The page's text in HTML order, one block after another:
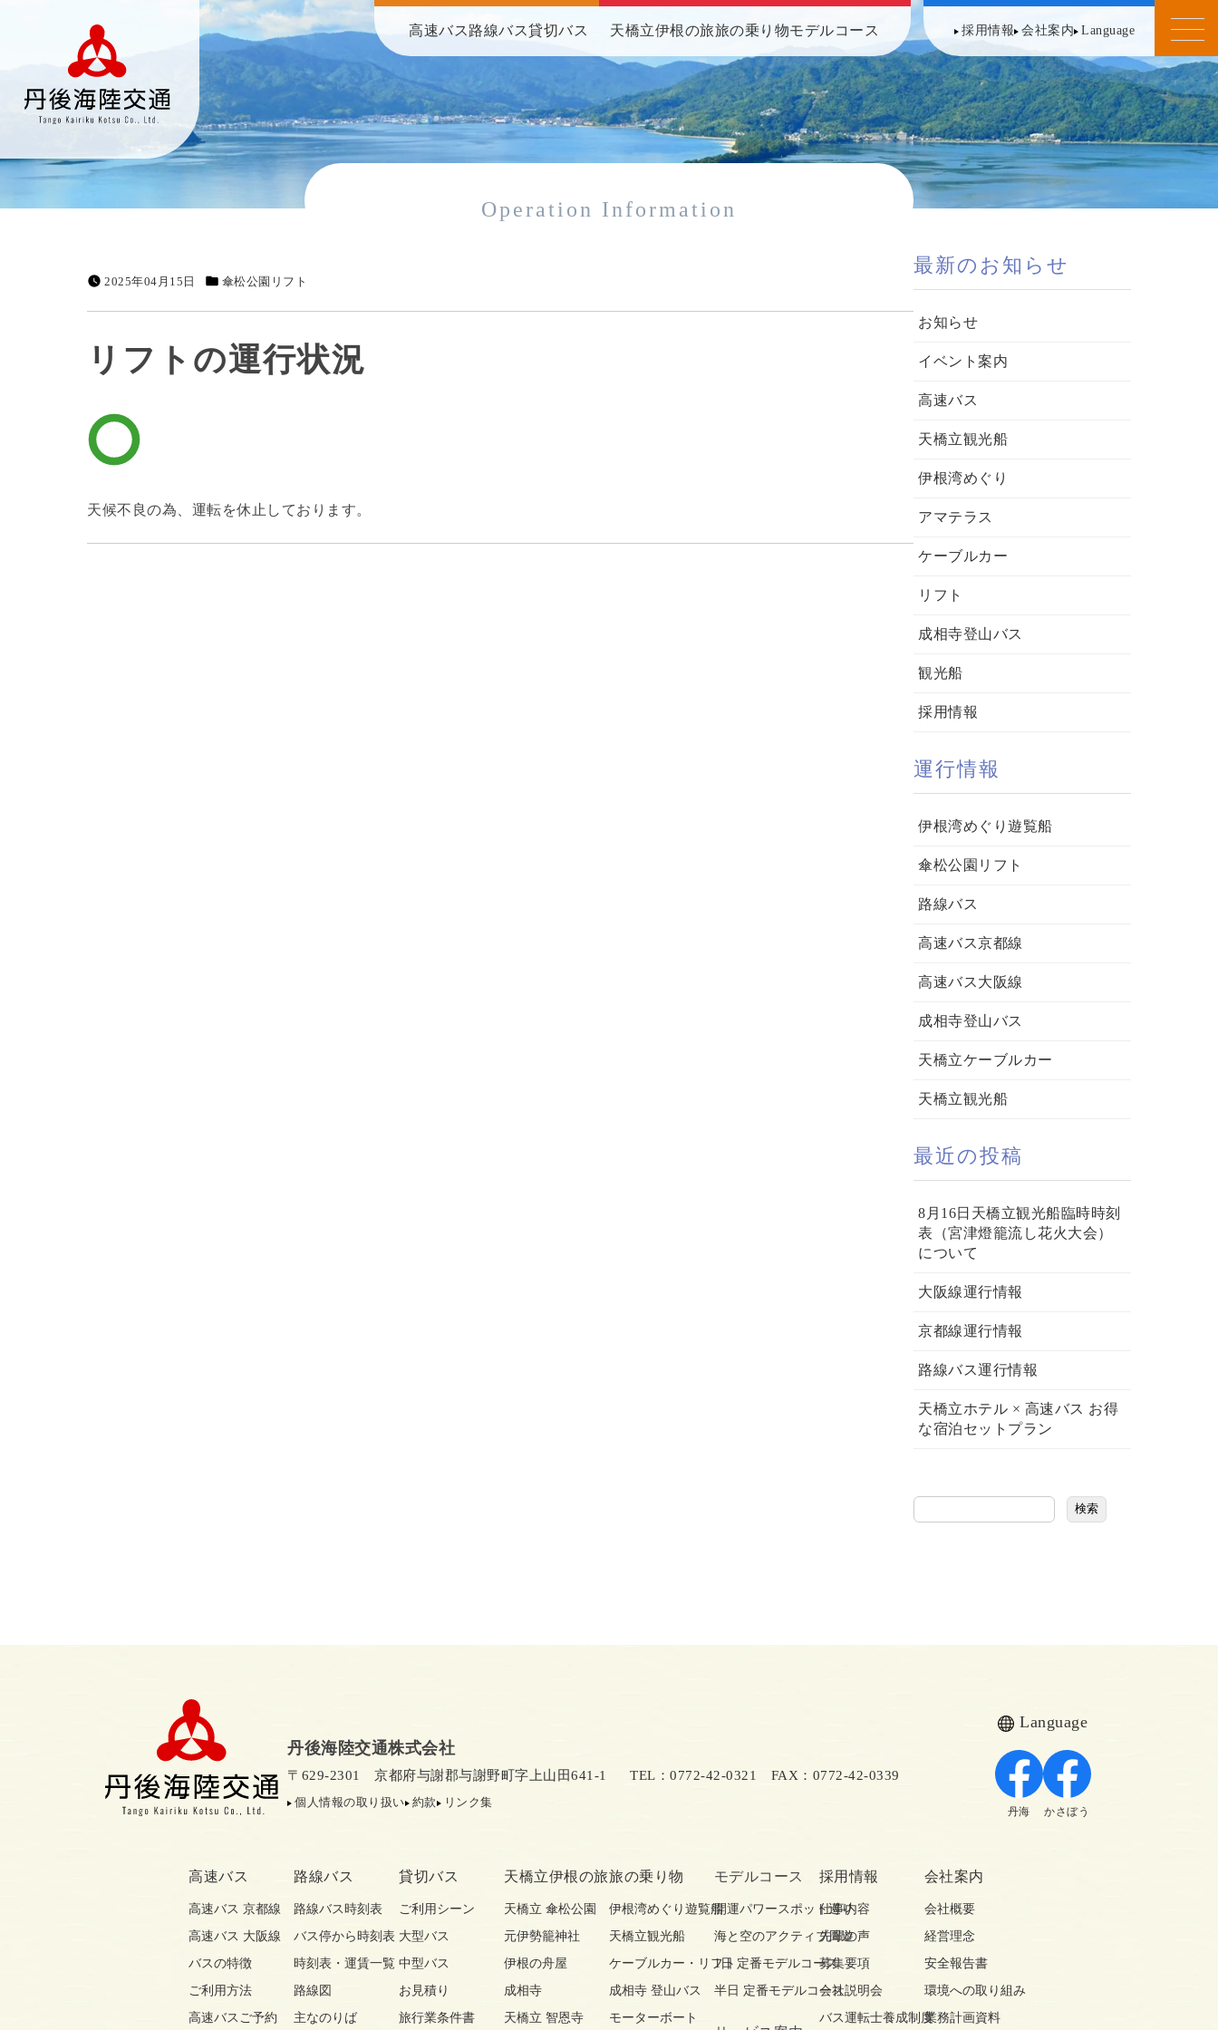
高速バス路線バス貸切バス 天橋立伊根の旅旅の乗り物モデルコース 採用情報 会社案内 Language
Operation Information
2025年04月15日 傘松公園リフト
リフトの運行状況
天候不良の為、運転を休止しております。
最新のお知らせ
お知らせ
イベント案内
高速バス
天橋立観光船
伊根湾めぐり
アマテラス
ケーブルカー
リフト
成相寺登山バス
観光船
採用情報
運行情報
伊根湾めぐり遊覧船
傘松公園リフト
路線バス
高速バス京都線
高速バス大阪線
成相寺登山バス
天橋立ケーブルカー
天橋立観光船
最近の投稿
8月16日天橋立観光船臨時時刻
表（宮津燈籠流し花火大会）
について
大阪線運行情報
京都線運行情報
路線バス運行情報
天橋立ホテル × 高速バス お得
な宿泊セットプラン
検索
丹後海陸交通株式会社
〒629-2301 京都府与謝郡与謝野町字上山田641-1 TEL：0772-42-0321 FAX：0772-42-0339
個人情報の取り扱い 約款 リンク集
Language
丹海 かさぼう
高速バス
高速バス 京都線
高速バス 大阪線
バスの特徴
ご利用方法
高速バスご予約
路線バス
路線バス時刻表
バス停から時刻表
時刻表・運賃一覧
路線図
主なのりば
貸切バス
ご利用シーン
大型バス
中型バス
お見積り
旅行業条件書
天橋立伊根の旅
天橋立 傘松公園
元伊勢籠神社
伊根の舟屋
成相寺
天橋立 智恩寺
旅の乗り物
伊根湾めぐり遊覧船
天橋立観光船
ケーブルカー・リフト
成相寺 登山バス
モーターボート
モデルコース
開運パワースポット巡り
海と空のアクティブ周遊
1日 定番モデルコース
半日 定番モデルコース
採用情報
仕事内容
先輩の声
募集要項
会社説明会
バス運転士養成制度
会社案内
会社概要
経営理念
安全報告書
環境への取り組み
業務計画資料